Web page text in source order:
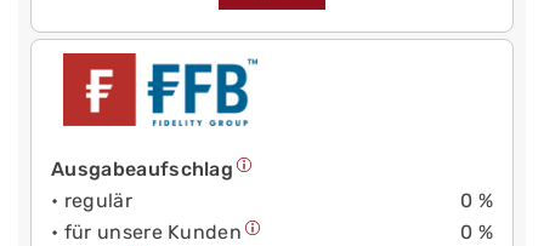
Ausgabeaufschlag
• regulär
0 %
• für unsere Kunden
0 %